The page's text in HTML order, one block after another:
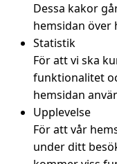
Dessa kakor
hemsidan över
Statistik
För att vi ska
funktionalitet
hemsidan
Upplevelse
För att vår
under ditt